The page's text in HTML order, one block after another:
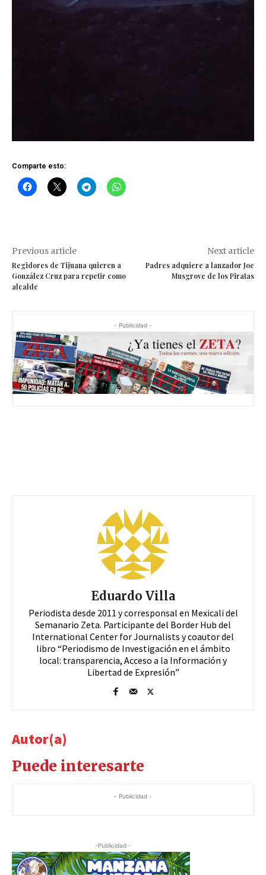
Comparte esto:
Previous article
Regidores de Tijuana quieren a
González Cruz para repetir como
alcalde
Next article
Padres adquiere a lanzador Joe
Musgrove de los Piratas
- Publicidad -
Eduardo Villa
Periodista desde 2011 y corresponsal en Mexicali del
Semanario Zeta. Participante del Border Hub del
International Center for Journalists y coautor del
libro “Periodismo de Investigación en el ámbito
local: transparencia, Acceso a la Información y
Libertad de Expresión”
Autor(a)
Puede interesarte
- Publicidad -
-Publicidad -